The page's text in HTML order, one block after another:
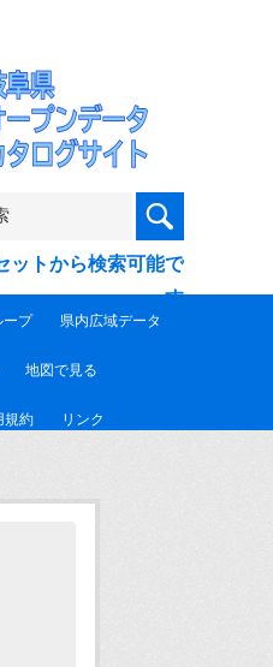
ットから検索可能で
す
ープ 県内広域データ
地図で見る
規約 リンク